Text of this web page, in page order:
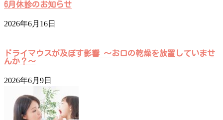
6月休診のお知らせ
2026年6月16日
ドライマウスが及ぼす影響 ～お口の乾燥を放置していませ
んか？～
2026年6月9日